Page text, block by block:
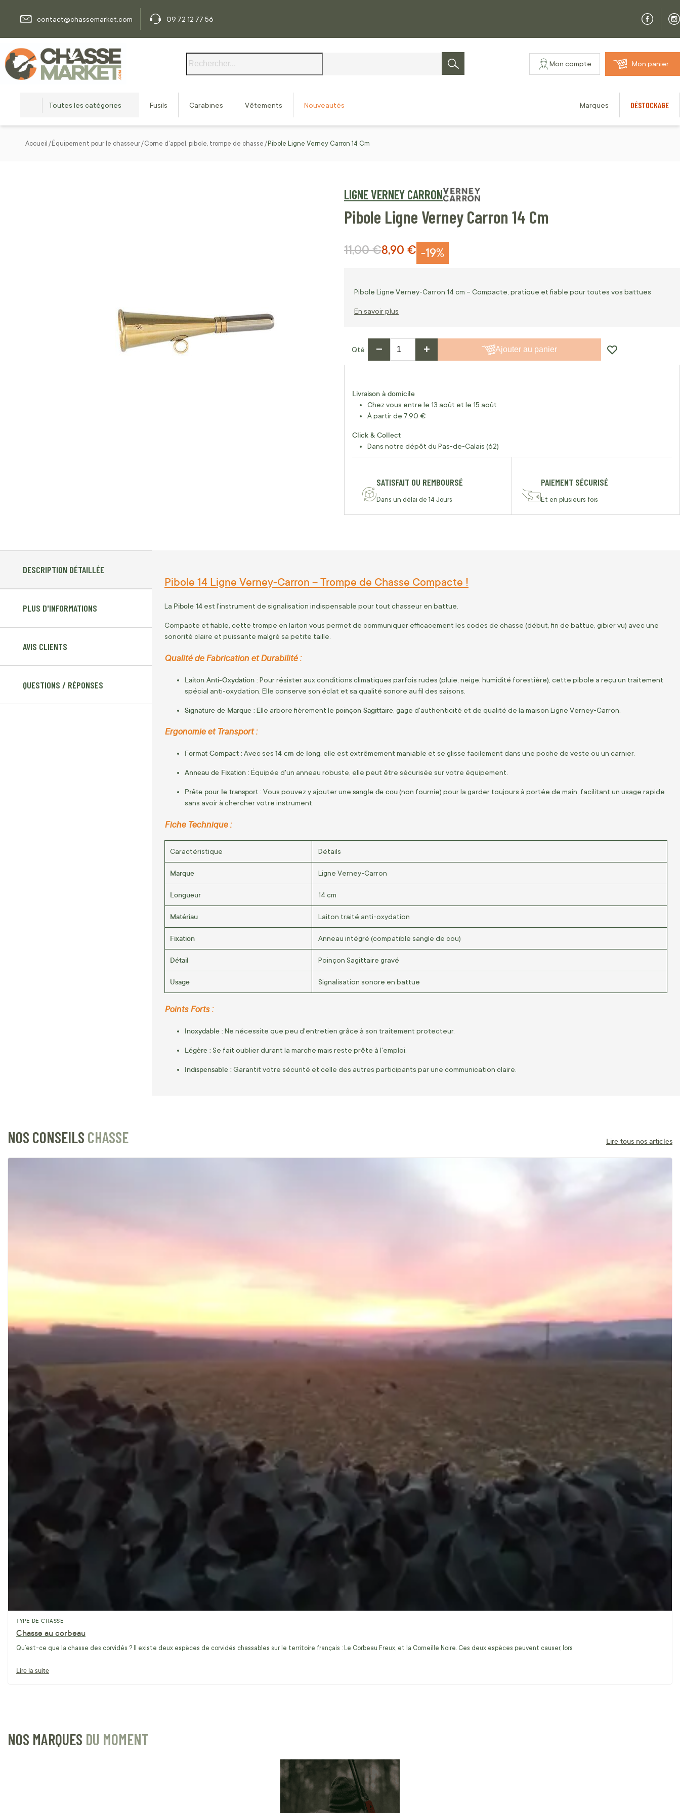
contact@chassemarket.com
09 72 12 77 56
Rechercher
Mon compte Mon panier
Toutes les catégories Fusils Carabines Vêtements Nouveautés Marques DÉSTOCKAGE
Accueil Équipement pour le chasseur Corne d'appel, pibole, trompe de chasse Pibole Ligne Verney Carron 14 Cm
LIGNE VERNEY CARRON
Pibole Ligne Verney Carron 14 Cm
-19%
Prix Spécial
8,90 €
Prix normal
11,00 €
Pibole Ligne Verney-Carron 14 cm – Compacte, pratique et fiable pour toutes vos battues
En savoir plus
Qté − + Ajouter au panier
Livraison à domicile
Chez vous entre le 13 août et le 15 août
À partir de 7,90 €
Click & Collect
Dans notre dépôt du Pas-de-Calais (62)
SATISFAIT OU REMBOURSÉ
Dans un délai de 14 Jours
PAIEMENT SÉCURISÉ
Et en plusieurs fois
DESCRIPTION DÉTAILLÉE
PLUS D'INFORMATIONS
AVIS CLIENTS
QUESTIONS / RÉPONSES
Pibole 14 Ligne Verney-Carron – Trompe de Chasse Compacte !
La Pibole 14 est l'instrument de signalisation indispensable pour tout chasseur en battue.
Compacte et fiable, cette trompe en laiton vous permet de communiquer efficacement les codes de chasse (début, fin de battue, gibier vu) avec une
sonorité claire et puissante malgré sa petite taille.
Qualité de Fabrication et Durabilité :
Laiton Anti-Oxydation : Pour résister aux conditions climatiques parfois rudes (pluie, neige, humidité forestière), cette pibole a reçu un traitement
spécial anti-oxydation. Elle conserve son éclat et sa qualité sonore au fil des saisons.
Signature de Marque : Elle arbore fièrement le poinçon Sagittaire , gage d'authenticité et de qualité de la maison Ligne Verney-Carron.
Ergonomie et Transport :
Format Compact : Avec ses 14 cm de long , elle est extrêmement maniable et se glisse facilement dans une poche de veste ou un carnier.
Anneau de Fixation : Équipée d'un anneau robuste, elle peut être sécurisée sur votre équipement.
Prête pour le transport : Vous pouvez y ajouter une sangle de cou(non fournie) pour la garder toujours à portée de main, facilitant un usage rapide
sans avoir à chercher votre instrument.
Fiche Technique :
Caractéristique Détails
Marque Ligne Verney-Carron
Longueur 14 cm
Matériau Laiton traité anti-oxydation
Fixation Anneau intégré (compatible sangle de cou)
Détail Poinçon Sagittaire gravé
Usage Signalisation sonore en battue
Points Forts :
Inoxydable : Ne nécessite que peu d'entretien grâce à son traitement protecteur.
Légère : Se fait oublier durant la marche mais reste prête à l'emploi.
Indispensable : Garantit votre sécurité et celle des autres participants par une communication claire.
NOS CONSEILS CHASSE Lire tous nos articles
TYPE DE CHASSE
Chasse au corbeau
Qu’est-ce que la chasse des corvidés ? Il existe deux espèces de corvidés chassables sur le territoire français : Le Corbeau Freux, et la Corneille Noire. Ces deux espèces peuvent causer, lors
Lire la suite
NOS MARQUES DU MOMENT